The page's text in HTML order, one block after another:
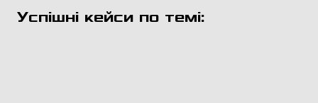
Успішні кейси по темі: